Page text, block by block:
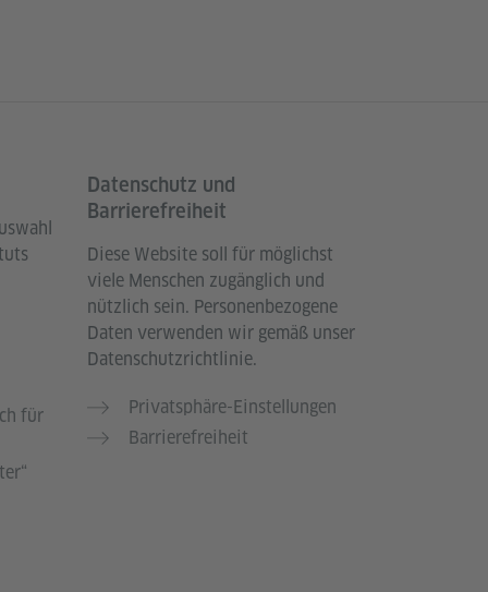
für
Datenschutz und
Barrierefreiheit
Diese Website soll für möglichst
viele Menschen zugänglich und
nützlich sein. Personenbezogene
Daten verwenden wir gemäß unser
Datenschutzrichtlinie.
Privatsphäre-Einstellungen
Barrierefreiheit